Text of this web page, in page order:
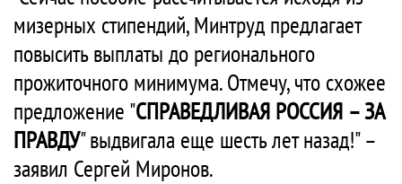
мизерных стипендий, Минтруд предлагает
повысить выплаты до регионального
прожиточного минимума. Отмечу, что схожее
предложение "СПРАВЕДЛИВАЯ РОССИЯ – ЗА
ПРАВДУ" выдвигала еще шесть лет назад!" –
заявил Сергей Миронов.